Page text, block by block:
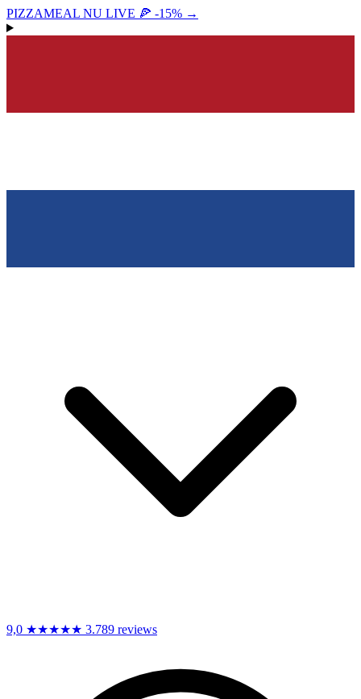
PIZZAMEAL NU LIVE 🍕 -15% →
9,0 ★★★★★ 3.789 reviews